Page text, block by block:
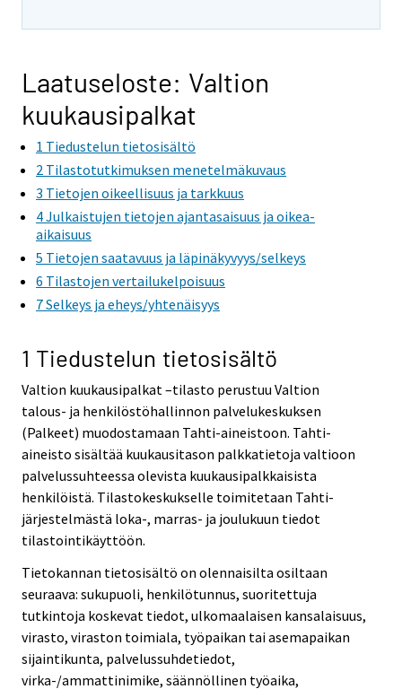
Laatuseloste: Valtion
kuukausipalkat
1 Tiedustelun tietosisältö
2 Tilastotutkimuksen menetelmäkuvaus
3 Tietojen oikeellisuus ja tarkkuus
4 Julkaistujen tietojen ajantasaisuus ja oikea-
aikaisuus
5 Tietojen saatavuus ja läpinäkyvyys/selkeys
6 Tilastojen vertailukelpoisuus
7 Selkeys ja eheys/yhtenäisyys
1 Tiedustelun tietosisältö
Valtion kuukausipalkat –tilasto perustuu Valtion
talous- ja henkilöstöhallinnon palvelukeskuksen
(Palkeet) muodostamaan Tahti-aineistoon. Tahti-
aineisto sisältää kuukausitason palkkatietoja valtioon
palvelussuhteessa olevista kuukausipalkkaisista
henkilöistä. Tilastokeskukselle toimitetaan Tahti-
järjestelmästä loka-, marras- ja joulukuun tiedot
tilastointikäyttöön.
Tietokannan tietosisältö on olennaisilta osiltaan
seuraava: sukupuoli, henkilötunnus, suoritettuja
tutkintoja koskevat tiedot, ulkomaalaisen kansalaisuus,
virasto, viraston toimiala, työpaikan tai asemapaikan
sijaintikunta, palvelussuhdetiedot,
virka-/ammattinimike, säännöllinen työaika,